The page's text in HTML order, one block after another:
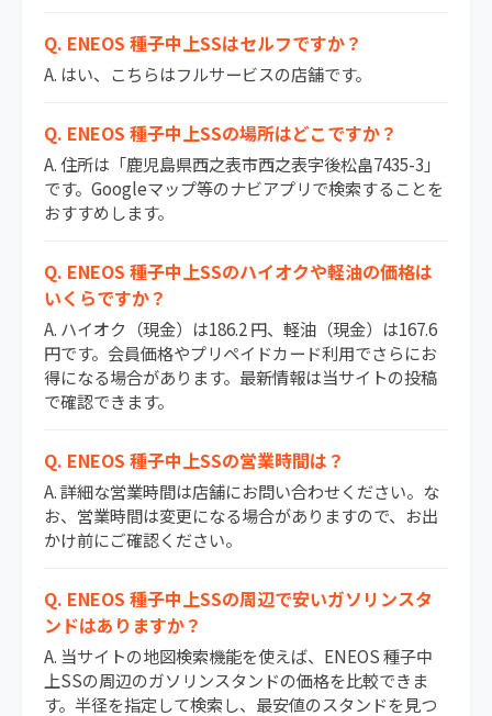
Q. ENEOS 種子中上SSはセルフですか？
A. はい、こちらはフルサービスの店舗です。
Q. ENEOS 種子中上SSの場所はどこですか？
A. 住所は「鹿児島県西之表市西之表字後松畠7435-3」
です。Googleマップ等のナビアプリで検索することを
おすすめします。
Q. ENEOS 種子中上SSのハイオクや軽油の価格は
いくらですか？
A. ハイオク（現金）は186.2 円、軽油（現金）は167.6
円です。会員価格やプリペイドカード利用でさらにお
得になる場合があります。最新情報は当サイトの投稿
で確認できます。
Q. ENEOS 種子中上SSの営業時間は？
A. 詳細な営業時間は店舗にお問い合わせください。な
お、営業時間は変更になる場合がありますので、お出
かけ前にご確認ください。
Q. ENEOS 種子中上SSの周辺で安いガソリンスタ
ンドはありますか？
A. 当サイトの地図検索機能を使えば、ENEOS 種子中
上SSの周辺のガソリンスタンドの価格を比較できま
す。半径を指定して検索し、最安値のスタンドを見つ